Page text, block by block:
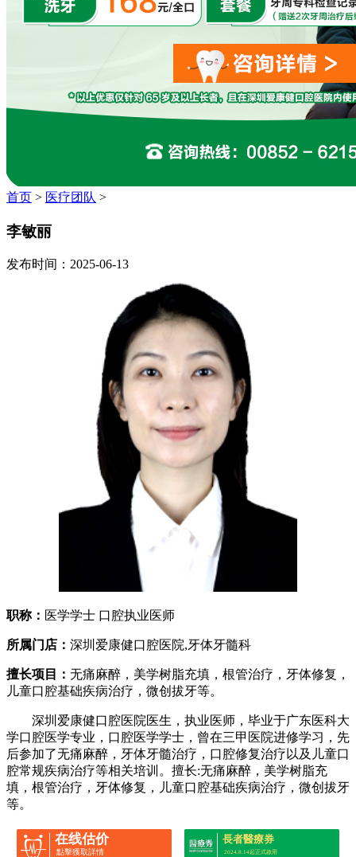
首页 > 医疗团队 >
李敏丽
发布时间：2025-06-13
职称： 医学学士 口腔执业医师
所属门店： 深圳爱康健口腔医院,牙体牙髓科
擅长项目： 无痛麻醉，美学树脂充填，根管治疗，牙体修复，
儿童口腔基础疾病治疗，微创拔牙等。
深圳爱康健口腔医院医生，执业医师，毕业于广东医科大
学口腔医学专业，口腔医学学士，曾在三甲医院进修学习，先
后参加了无痛麻醉，牙体牙髓治疗，口腔修复治疗以及儿童口
腔常规疾病治疗等相关培训。擅长:无痛麻醉，美学树脂充
填，根管治疗，牙体修复，儿童口腔基础疾病治疗，微创拔牙
等。
在线估价
點擊獲取詳情
長者醫療券
2024.8.14起正式啟用